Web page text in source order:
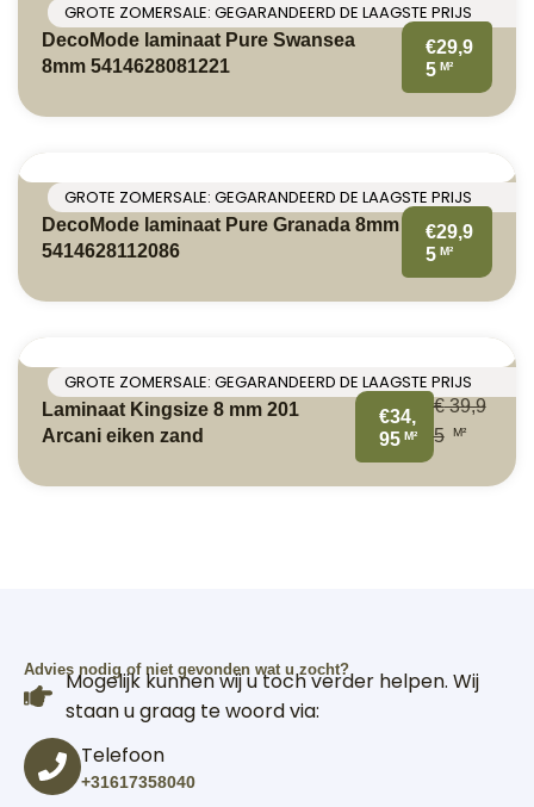
GROTE ZOMERSALE: GEGARANDEERD DE LAAGSTE PRIJS
DecoMode laminaat Pure Swansea
8mm 5414628081221
€29,9
5 M²
GROTE ZOMERSALE: GEGARANDEERD DE LAAGSTE PRIJS
DecoMode laminaat Pure Granada 8mm
5414628112086
€29,9
5 M²
GROTE ZOMERSALE: GEGARANDEERD DE LAAGSTE PRIJS
Laminaat Kingsize 8 mm 201
Arcani eiken zand
€34,
95 M²
€39,9
5
M²
Advies nodig of niet gevonden wat u zocht?
Mogelijk kunnen wij u toch verder helpen. Wij
staan u graag te woord via:
Telefoon
+31617358040